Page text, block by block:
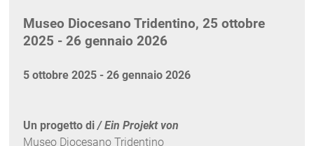
Museo Diocesano Tridentino, 25 ottobre
2025 - 26 gennaio 2026
5 ottobre 2025 - 26 gennaio 2026
Un progetto di/ Ein Projekt von
Museo Diocesano Tridentino